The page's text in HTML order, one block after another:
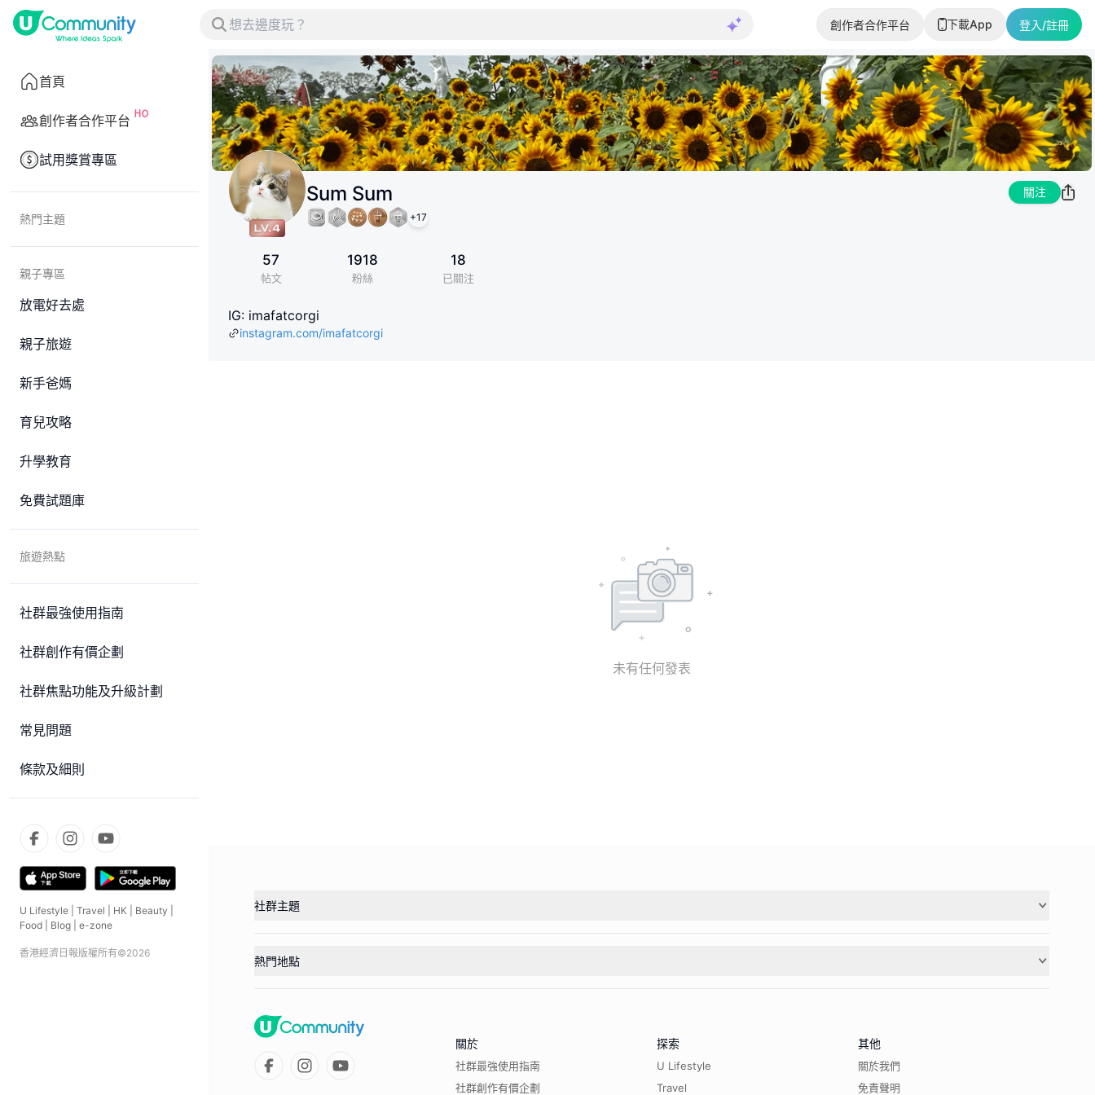
創作者合作平台 下載App 登入/註冊
首頁
創作者合作平台
試用獎賞專區
熱門主題
親子專區
放電好去處
親子旅遊
新手爸媽
育兒攻略
升學教育
免費試題庫
旅遊熱點
社群最強使用指南
社群創作有價企劃
社群焦點功能及升級計劃
常見問題
條款及細則
U Lifestyle Travel HK Beauty
Food
Blog e-zone
香港經濟日報版權所有©2026
Sum Sum
+17
關注
57
帖文
1918
粉絲
18
已關注
IG: imafatcorgi
instagram.com/imafatcorgi
未有任何發表
社群主題
熱門地點
關於
社群最強使用指南
社群創作有價企劃
探索
U Lifestyle
Travel
其他
關於我們
免責聲明